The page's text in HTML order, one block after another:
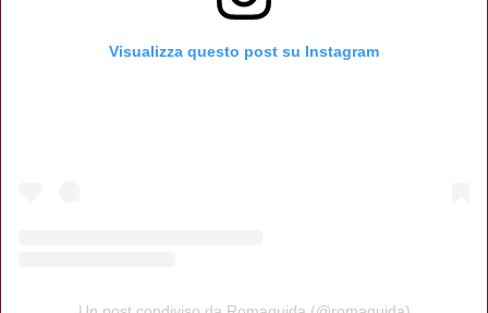
Visualizza questo post su Instagram